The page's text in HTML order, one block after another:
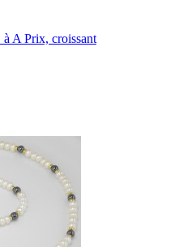
à A Prix, croissant